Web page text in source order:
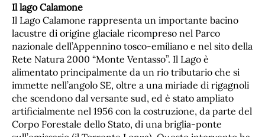
Il lago Calamone
Il Lago Calamone rappresenta un importante bacino
lacustre di origine glaciale ricompreso nel Parco
nazionale dell’Appennino tosco-emiliano e nel sito della
Rete Natura 2000 “Monte Ventasso”. Il Lago è
alimentato principalmente da un rio tributario che si
immette nell’angolo SE, oltre a una miriade di rigagnoli
che scendono dal versante sud, ed è stato ampliato
artificialmente nel 1956 con la costruzione, da parte del
Corpo Forestale dello Stato, di una briglia-ponte